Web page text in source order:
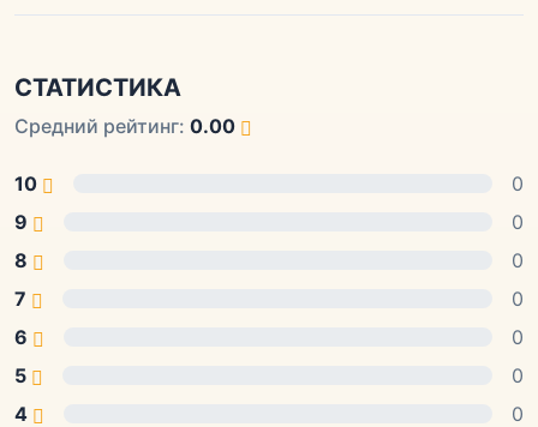
СТАТИСТИКА
Средний рейтинг: 0.00
10
0
9
0
8
0
7
0
6
0
5
0
4
0